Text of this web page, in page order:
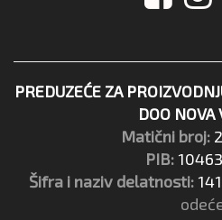
PREDUZEĆE ZA
DOO NOVA
Matični broj:
PIB:
Šifra i naziv delatnosti: